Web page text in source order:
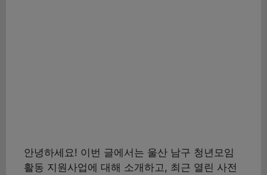
안녕하세요! 이번 글에서는 울산 남구 청년모임
활동 지원사업에 대해 소개하고, 최근 열린 사전